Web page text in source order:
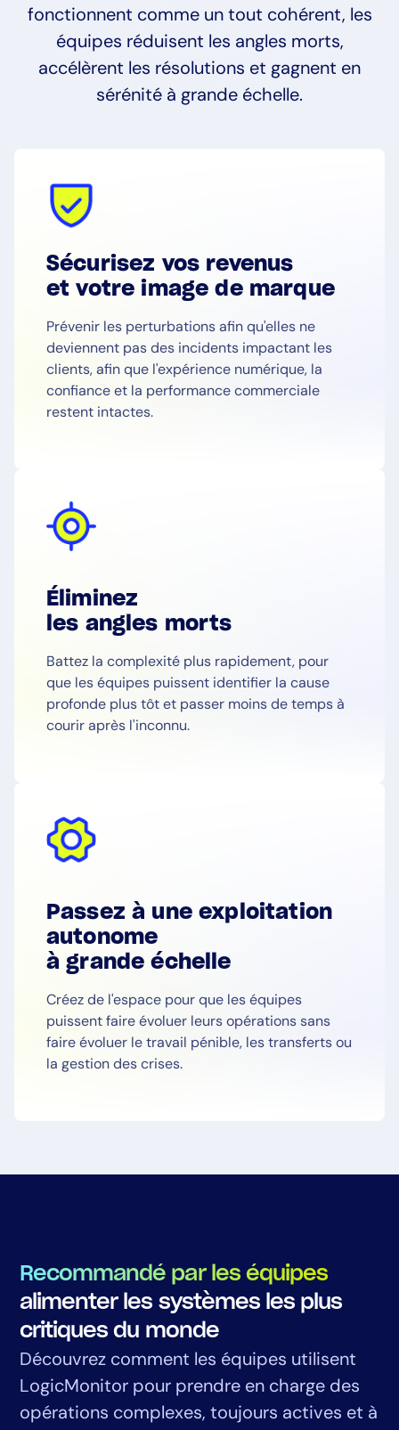
fonctionnent comme un tout cohérent, les
équipes réduisent les angles morts,
accélèrent les résolutions et gagnent en
sérénité à grande échelle.
Sécurisez vos revenus
et votre image de marque
Prévenir les perturbations afin qu'elles ne
deviennent pas des incidents impactant les
clients, afin que l'expérience numérique, la
confiance et la performance commerciale
restent intactes.
Éliminez
les angles morts
Battez la complexité plus rapidement, pour
que les équipes puissent identifier la cause
profonde plus tôt et passer moins de temps à
courir après l'inconnu.
Passez à une exploitation
autonome
à grande échelle
Créez de l'espace pour que les équipes
puissent faire évoluer leurs opérations sans
faire évoluer le travail pénible, les transferts ou
la gestion des crises.
Recommandé par les équipes
alimenter les systèmes les plus
critiques du monde
Découvrez comment les équipes utilisent
LogicMonitor pour prendre en charge des
opérations complexes, toujours actives et à